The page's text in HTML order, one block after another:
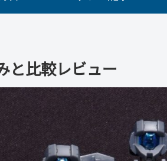
と比較レビュー